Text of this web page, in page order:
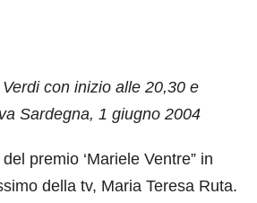
con inizio alle 20,30 e
Sardegna, 1 giugno 2004
premio ‘Mariele Ventre” in
della tv, Maria Teresa Ruta.